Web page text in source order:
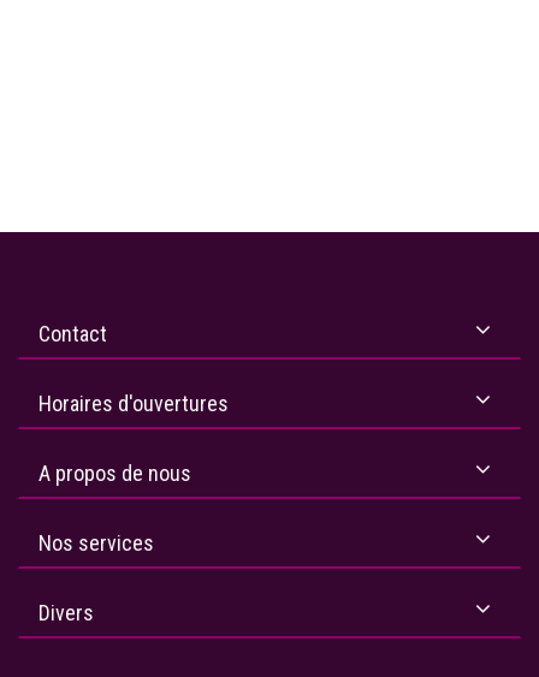
Contact
Horaires d'ouvertures
A propos de nous
Nos services
Divers